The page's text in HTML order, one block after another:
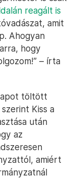
reagált is
amit
Ahogyan
hogy
– írta
töltött
Kiss a
után
az
amiért